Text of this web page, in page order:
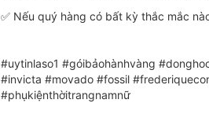
✅ Nếu quý hàng có bất kỳ thắc mắc
#uytinlaso1 #góibảohànhvàng
#invicta #movado #fossil
#phụkiệnthờitrangnamnữ